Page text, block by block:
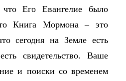
Его Евангелие было
Книга Мормона – это
сегодня на Земле есть
свидетельство. Ваше
и поиски со временем